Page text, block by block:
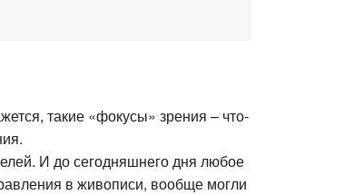
такие «фокусы» зрения – что-
И до сегодняшнего дня любое
в живописи, вообще могли